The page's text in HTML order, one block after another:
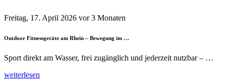
Freitag, 17. April 2026 vor 3 Monaten
Outdoor Fitnessgeräte am Rhein – Bewegung im …
Sport direkt am Wasser, frei zugänglich und jederzeit nutzbar – …
weiterlesen